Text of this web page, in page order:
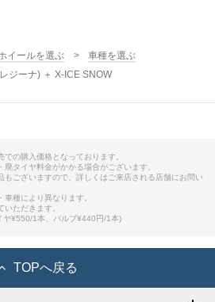
イールを選ぶ
車種を選ぶ
ジーナ) ＋ X-ICE SNOW
での購入価格となっております。
タイヤ料金がかかる場合がございます。
もございますので、詳しくはご来店される店舗にお問い
車種により異なります。
ただきます。
¥550/1本、バルブ¥440円/1本)
TOPへ戻る